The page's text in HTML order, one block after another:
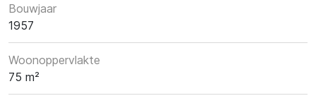
Bouwjaar
1957
Woonoppervlakte
75 m²